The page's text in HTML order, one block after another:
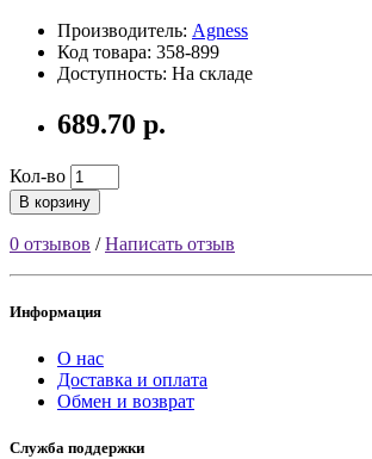
Производитель: Agness
Код товара: 358-899
Доступность: На складе
689.70 р.
Кол-во
В корзину
0 отзывов /Написать отзыв
Информация
О нас
Доставка и оплата
Обмен и возврат
Служба поддержки